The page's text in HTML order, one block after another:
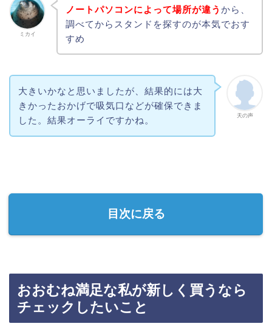
ミカイ
ノートパソコンによって場所が違う から、
調べてからスタンドを探すのが本気でおす
すめ
天の声
大きいかなと思いましたが、結果的には大
きかったおかげで吸気口などが確保できま
した。結果オーライですかね。
目次に戻る
おおむね満足な私が新しく買うなら
チェックしたいこと